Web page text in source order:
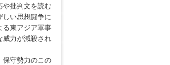
や批判文を読む
い思想闘争に
る東アジア軍事
威力が減殺され
保守勢力のこの